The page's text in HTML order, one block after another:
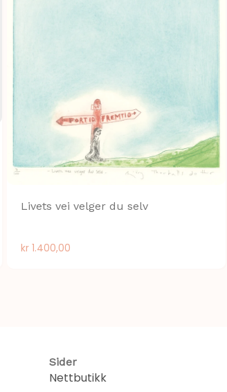
Livets vei velger du selv
kr1.400,00
Sider
Nettbutikk